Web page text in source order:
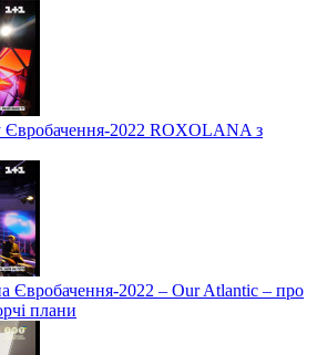
Євробачення-2022 ROXOLANA з
Євробачення-2022 – Our Atlantic – про
плани